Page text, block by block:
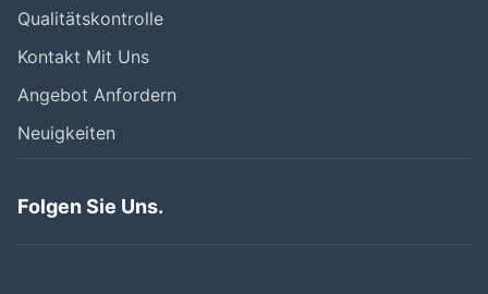
Qualitätskontrolle
Kontakt Mit Uns
Angebot Anfordern
Neuigkeiten
Folgen Sie Uns.